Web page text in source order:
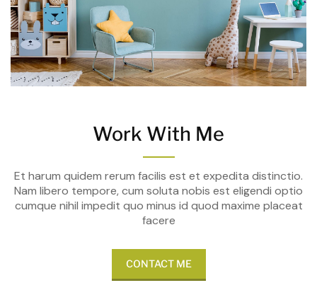
Work With Me
Et harum quidem rerum facilis est et expedita distinctio.
Nam libero tempore, cum soluta nobis est eligendi optio
cumque nihil impedit quo minus id quod maxime placeat
facere
CONTACT ME